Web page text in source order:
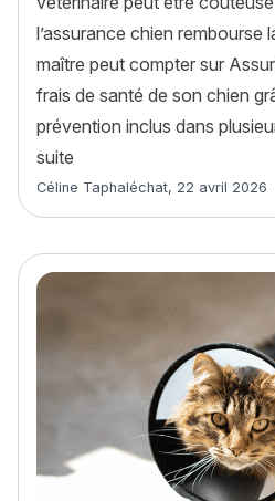
l’assurance chien rembourse
maître peut compter sur
frais de santé de son chien
prévention inclus dans
suite
Article rédigé par
Céline Taphaléchat, 22 avril 2026